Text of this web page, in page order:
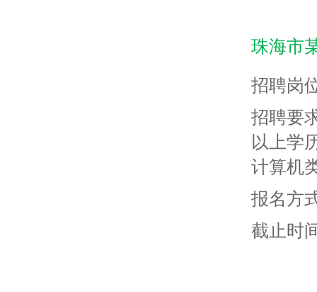
珠海市
招聘岗
招聘要
以上学
计算机
报名方
截止时